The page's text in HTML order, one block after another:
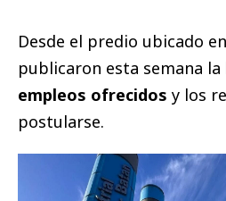
Desde el predio ubicado
publicaron esta semana la
empleos ofrecidos y los
postularse.